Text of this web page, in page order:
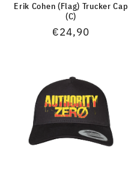
Erik Cohen (Flag) Trucker Cap
(C)
Normaler
€24,90